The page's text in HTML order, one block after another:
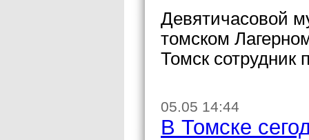
Девятичасовой
томском
Томск сотрудник
05.05 14:44
В Томске